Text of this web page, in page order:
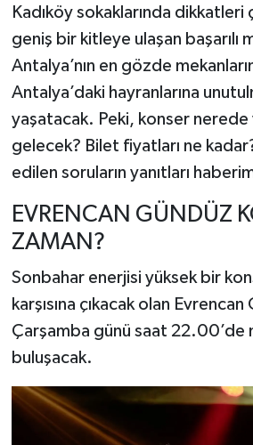
Kadıköy sokaklarında dikkatleri
geniş bir kitleye ulaşan başarılı
Antalya’nın en gözde
Antalya’daki hayranlarına
yaşatacak. Peki, konser nerede
gelecek? Bilet fiyatları ne
edilen soruların yanıtları
EVRENCAN GÜNDÜZ
ZAMAN?
Sonbahar enerjisi yüksek bir
karşısına çıkacak olan
Çarşamba günü saat 22.00’de
buluşacak.